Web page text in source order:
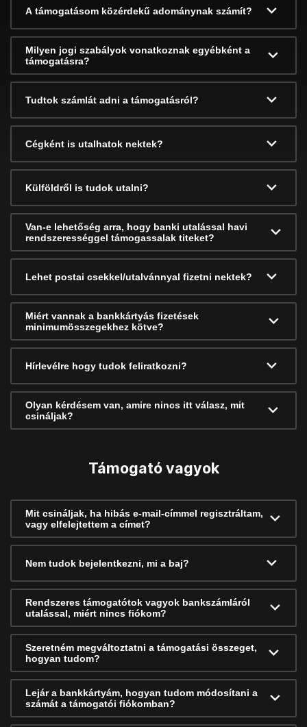
A támogatásom közérdekű adománynak számít?
Milyen jogi szabályok vonatkoznak egyébként a
támogatásra?
Tudtok számlát adni a támogatásról?
Cégként is utalhatok nektek?
Külföldről is tudok utalni?
Van-e lehetőség arra, hogy banki utalással havi
rendszerességgel támogassalak titeket?
Lehet postai csekkel/utalvánnyal fizetni nektek?
Miért vannak a bankkártyás fizetések
minimumösszegekhez kötve?
Hírlevélre hogy tudok feliratkozni?
Olyan kérdésem van, amire nincs itt válasz, mit
csináljak?
Támogató vagyok
Mit csináljak, ha hibás e-mail-címmel regisztráltam,
vagy elfelejtettem a címet?
Nem tudok bejelentkezni, mi a baj?
Rendszeres támogatótok vagyok bankszámláról
utalással, miért nincs fiókom?
Szeretném megváltoztatni a támogatási összeget,
hogyan tudom?
Lejár a bankkártyám, hogyan tudom módosítani a
számát a támogatói fiókomban?